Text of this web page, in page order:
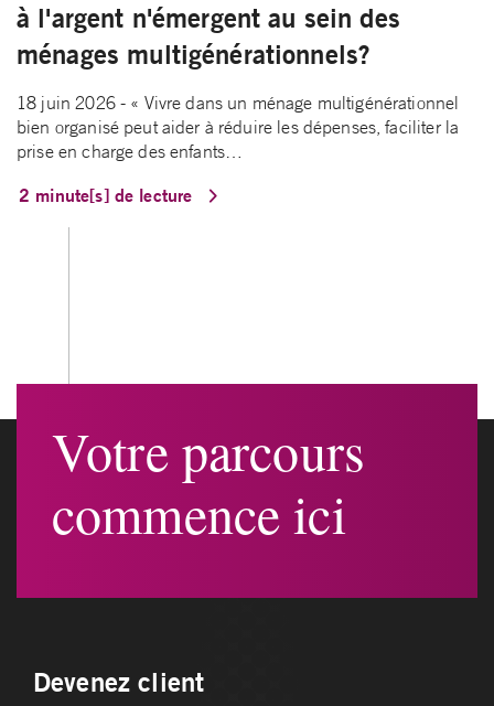
à l'argent n'émergent au sein des
ménages multigénérationnels?
18 juin 2026 - « Vivre dans un ménage multigénérationnel
bien organisé peut aider à réduire les dépenses, faciliter la
prise en charge des enfants…
2 minute[s] de lecture
Votre parcours
commence ici
Devenez client